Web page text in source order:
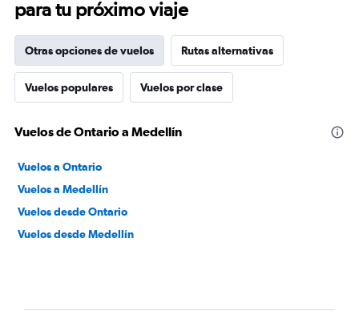
para tu próximo viaje
Otras opciones de vuelos Rutas alternativas
Vuelos populares Vuelos por clase
Vuelos de Ontario a Medellín
Vuelos a Ontario
Vuelos a Medellín
Vuelos desde Ontario
Vuelos desde Medellín